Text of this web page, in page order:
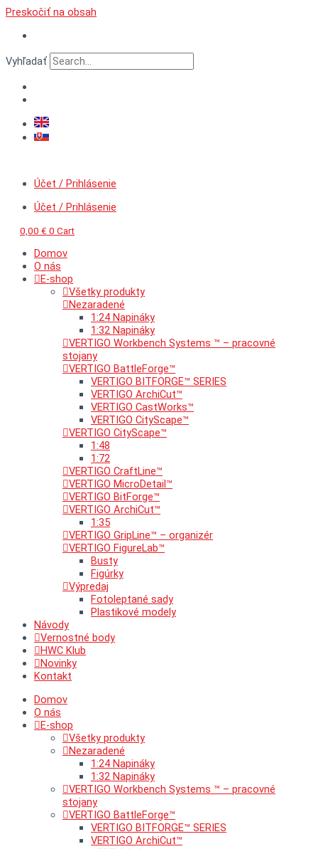
Preskočiť na obsah
Vyhľadať
Účet / Prihlásenie
Účet / Prihlásenie
0,00 € 0 Cart
Domov
O nás
E-shop
Všetky produkty
Nezaradené
1:24 Napináky
1:32 Napináky
VERTIGO Workbench Systems ™ – pracovné
stojany
VERTIGO BattleForge™
VERTIGO BITFORGE™ SERIES
VERTIGO ArchiCut™
VERTIGO CastWorks™
VERTIGO CityScape™
VERTIGO CityScape™
1:48
1:72
VERTIGO CraftLine™
VERTIGO MicroDetail™
VERTIGO BitForge™
VERTIGO ArchiCut™
1:35
VERTIGO GripLine™ – organizér
VERTIGO FigureLab™
Busty
Figúrky
Výpredaj
Fotoleptané sady
Plastikové modely
Návody
Vernostné body
HWC Klub
Novinky
Kontakt
Domov
O nás
E-shop
Všetky produkty
Nezaradené
1:24 Napináky
1:32 Napináky
VERTIGO Workbench Systems ™ – pracovné
stojany
VERTIGO BattleForge™
VERTIGO BITFORGE™ SERIES
VERTIGO ArchiCut™